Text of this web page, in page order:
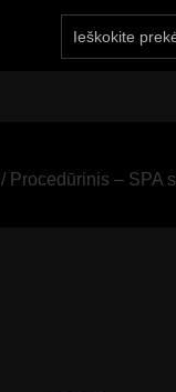
PRADŽIA
/ Procedūrinis – SPA